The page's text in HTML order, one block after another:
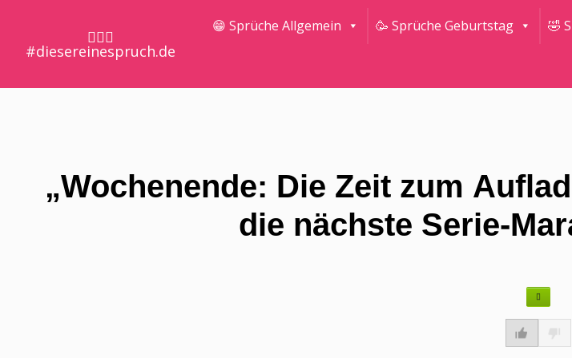
🤷🏼‍♀️
#diesereinespruch.de
😁 Sprüche Allgemein 🥳 Sprüche Geburtstag 🤣
„Wochenende: Die Zeit zum
die nächste Serie-